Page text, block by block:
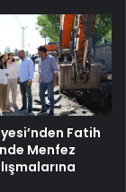
Fatih
Menfez